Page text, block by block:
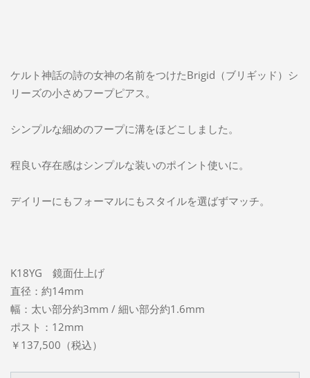
ケルト神話の詩の女神の名前をつけたBrigid（ブリギッド）シ
リーズの小さめフープピアス。
シンプルな細めのフープに溝をほどこしました。
程良い存在感はシンプルな装いのポイント使いに。
デイリーにもフォーマルにもスタイルを選ばずマッチ。
K18YG 鏡面仕上げ
直径：約14mm
幅：太い部分約3mm / 細い部分約1.6mm
ポスト：12mm
￥137,500（税込）